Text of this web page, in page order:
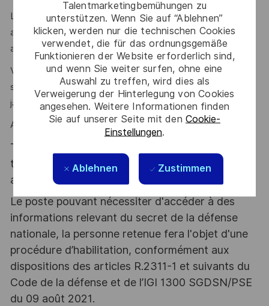
Talentmarketingbemühungen zu
unterstützen. Wenn Sie auf “Ablehnen”
klicken, werden nur die technischen Cookies
verwendet, die für das ordnungsgemäße
Funktionieren der Website erforderlich sind,
und wenn Sie weiter surfen, ohne eine
Auswahl zu treffen, wird dies als
Verweigerung der Hinterlegung von Cookies
angesehen. Weitere Informationen finden
Sie auf unserer Seite mit den Cookie-
Einstellungen.
Ablehnen Zustimmen
L'environnement technique est exigeant, mais nous
accordons une grande importance à l'accompagnement et
au développement de chacun.
Vous êtes passionné(e) par les défis techniques et
souhaitez travailler dans un monde en mouvement sans
jamais vous ennuyer ?
Alors, ce poste est pour vous!
Thales, entreprise Handi-Engagée, reconnait
tous les talents. La diversité est notre meilleur
atout. Postulez et rejoignez nous !
Le poste pouvant nécessiter d'accéder à des
informations relevant du secret de la défense
nationale, la personne retenue fera l'objet d'une
procédure d’habilitation, conformément aux
dispositions des articles R.2311-1 et suivants du
Code de la défense et de l’IGI 1300 SGDSN/PSE
du 09 août 2021.